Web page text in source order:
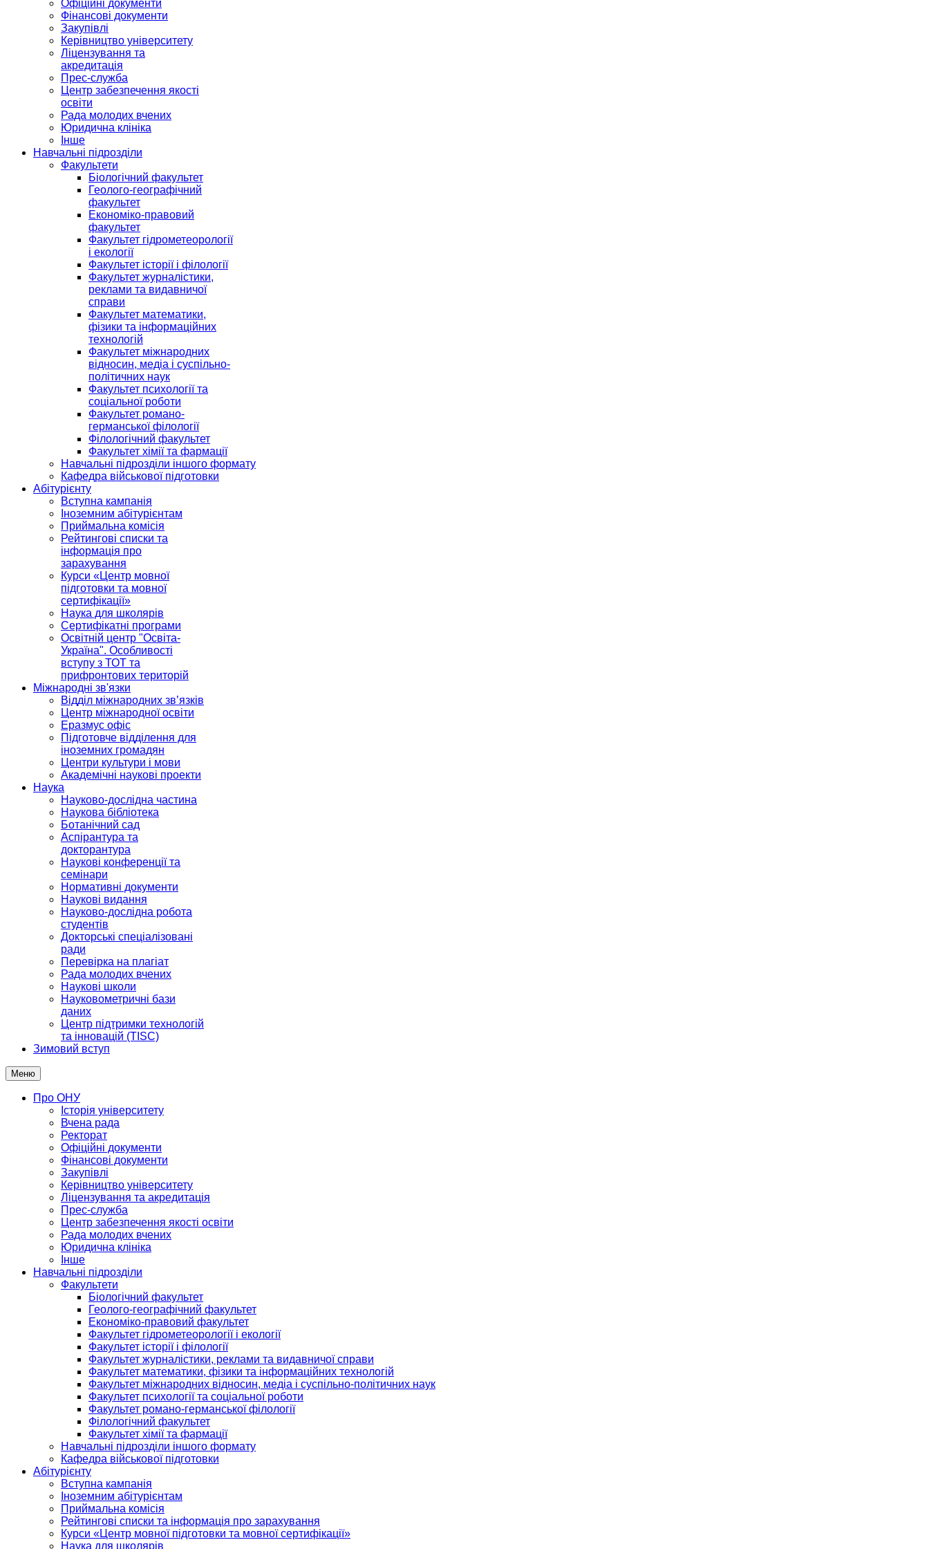
Офіційні документи
Фінансові документи
Закупівлі
Керівництво університету
Ліцензування та
акредитація
Прес-служба
Центр забезпечення якості
освіти
Рада молодих вчених
Юридична клініка
Інше
Навчальні підрозділи
Факультети
Біологічний факультет
Геолого-географічний
факультет
Економіко-правовий
факультет
Факультет гідрометеорології
і екології
Факультет історії і філології
Факультет журналістики,
реклами та видавничої
справи
Факультет математики,
фізики та інформаційних
технологій
Факультет міжнародних
відносин, медіа і суспільно-
політичних наук
Факультет психології та
соціальної роботи
Факультет романо-
германської філології
Філологічний факультет
Факультет хімії та фармації
Навчальні підрозділи іншого формату
Кафедра військової підготовки
Абітурієнту
Вступна кампанія
Іноземним абітурієнтам
Приймальна комісія
Рейтингові списки та
інформація про
зарахування
Курси «Центр мовної
підготовки та мовної
сертифікації»
Наука для школярів
Сертифікатні програми
Освітній центр "Освіта-
Україна". Особливості
вступу з ТОТ та
прифронтових територій
Міжнародні зв'язки
Відділ міжнародних зв’язків
Центр міжнародної освіти
Еразмус офіс
Підготовче відділення для
іноземних громадян
Центри культури і мови
Академічні наукові проекти
Наука
Науково-дослідна частина
Наукова бібліотека
Ботанічний сад
Аспірантура та
докторантура
Наукові конференції та
семінари
Нормативні документи
Наукові видання
Науково-дослідна робота
студентів
Докторські спеціалізовані
ради
Перевірка на плагіат
Рада молодих вчених
Наукові школи
Науковометричні бази
даних
Центр підтримки технологій
та інновацій (TISC)
Зимовий вступ
Меню
Про ОНУ
Історія університету
Вчена рада
Ректорат
Офіційні документи
Фінансові документи
Закупівлі
Керівництво університету
Ліцензування та акредитація
Прес-служба
Центр забезпечення якості освіти
Рада молодих вчених
Юридична клініка
Інше
Навчальні підрозділи
Факультети
Біологічний факультет
Геолого-географічний факультет
Економіко-правовий факультет
Факультет гідрометеорології і екології
Факультет історії і філології
Факультет журналістики, реклами та видавничої справи
Факультет математики, фізики та інформаційних технологій
Факультет міжнародних відносин, медіа і суспільно-політичних наук
Факультет психології та соціальної роботи
Факультет романо-германської філології
Філологічний факультет
Факультет хімії та фармації
Навчальні підрозділи іншого формату
Кафедра військової підготовки
Абітурієнту
Вступна кампанія
Іноземним абітурієнтам
Приймальна комісія
Рейтингові списки та інформація про зарахування
Курси «Центр мовної підготовки та мовної сертифікації»
Наука для школярів